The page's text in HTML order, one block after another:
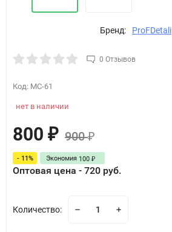
Бренд: ProFDetali
0 Отзывов
Код: MC-61
нет в наличии
800 ₽ 900₽
- 11% Экономия 100 ₽
Оптовая цена - 720 руб.
Количество: